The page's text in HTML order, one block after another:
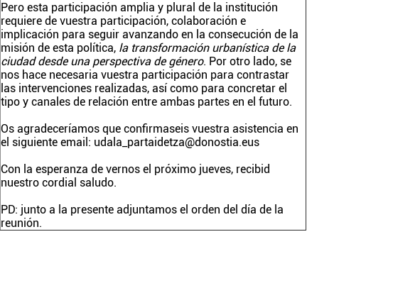
Pero esta participación amplia y plural de la institución
requiere de vuestra participación, colaboración e
implicación para seguir avanzando en la consecución de la
misión de esta política, la transformación urbanística de la
ciudad desde una perspectiva de género. Por otro lado, se
nos hace necesaria vuestra participación para contrastar
las intervenciones realizadas, así como para concretar el
tipo y canales de relación entre ambas partes en el futuro.
Os agradeceríamos que confirmaseis vuestra asistencia en
el siguiente email: udala_partaidetza@donostia.eus
Con la esperanza de vernos el próximo jueves, recibid
nuestro cordial saludo.
PD: junto a la presente adjuntamos el orden del día de la
reunión.